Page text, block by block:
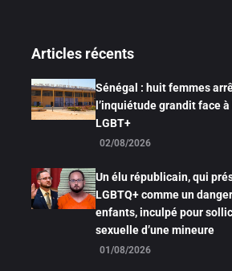
Articles récents
Sénégal : huit femmes
l’inquiétude grandit face
LGBT+
02/08/2026
Un élu républicain, qui
LGBTQ+ comme un
enfants, inculpé pour
sexuelle d’une mineure
01/08/2026